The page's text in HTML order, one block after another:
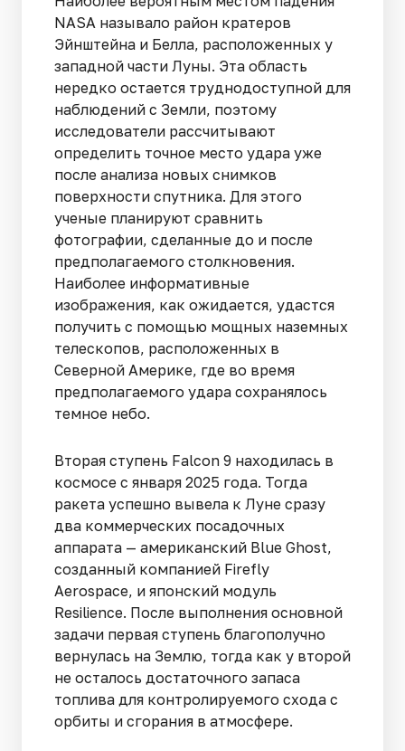
NASA называло район кратеров
Эйнштейна и Белла, расположенных у
западной части Луны. Эта область
нередко остается труднодоступной для
наблюдений с Земли, поэтому
исследователи рассчитывают
определить точное место удара уже
после анализа новых снимков
поверхности спутника. Для этого
ученые планируют сравнить
фотографии, сделанные до и после
предполагаемого столкновения.
Наиболее информативные
изображения, как ожидается, удастся
получить с помощью мощных наземных
телескопов, расположенных в
Северной Америке, где во время
предполагаемого удара сохранялось
темное небо.
Вторая ступень Falcon 9 находилась в
космосе с января 2025 года. Тогда
ракета успешно вывела к Луне сразу
два коммерческих посадочных
аппарата — американский Blue Ghost,
созданный компанией Firefly
Aerospace, и японский модуль
Resilience. После выполнения основной
задачи первая ступень благополучно
вернулась на Землю, тогда как у второй
не осталось достаточного запаса
топлива для контролируемого схода с
орбиты и сгорания в атмосфере.